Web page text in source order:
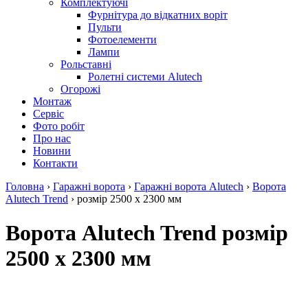
Комплектуючі
Фурнітура до відкатних воріт
Пульти
Фотоелементи
Лампи
Рольставні
Ролетні системи Alutech
Огорожі
Монтаж
Сервіс
Фото робіт
Про нас
Новини
Контакти
Головна › Гаражні ворота › Гаражні ворота Alutech › Ворота
Alutech Trend › розмір 2500 х 2300 мм
Ворота Alutech Trend розмір
2500 х 2300 мм